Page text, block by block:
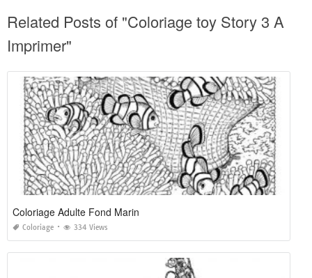
Related Posts of "Coloriage toy Story 3 A
Imprimer"
Coloriage Adulte Fond Marin
Coloriage 334 Views